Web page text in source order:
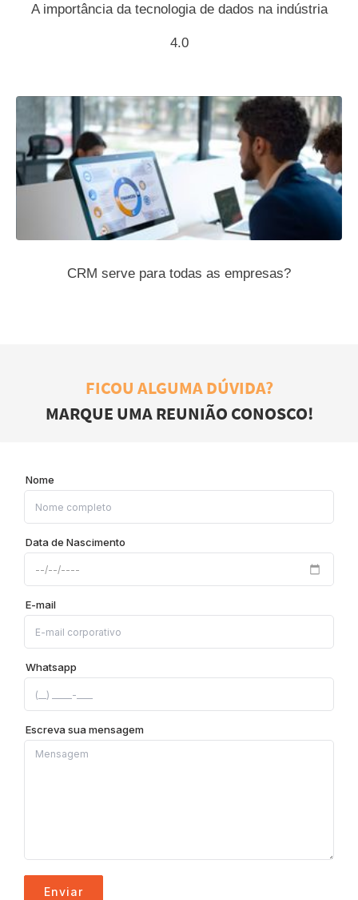
A importância da tecnologia de dados na indústria
4.0
CRM serve para todas as empresas?
FICOU ALGUMA DÚVIDA?
MARQUE UMA REUNIÃO CONOSCO!
Nome
Data de Nascimento
E-mail
Whatsapp
Escreva sua mensagem
Enviar